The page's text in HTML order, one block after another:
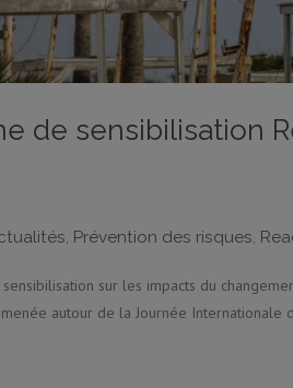
de sensibilisation
, Prévention des risques,
sur les impacts du
autour de la Journée